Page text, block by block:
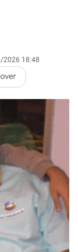
2026 18:48